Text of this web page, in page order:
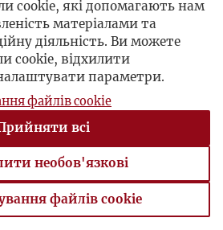
powiązane
Alain Besançon
cookie, які допомагають нам
матеріалами та
діяльність. Ви можете
cookie, відхилити
параметри.
файлів cookie
всі
необов'язкові
файлів cookie